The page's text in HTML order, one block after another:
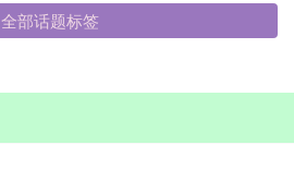
全部话题标签